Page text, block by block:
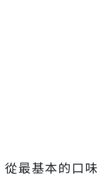
從最基本的口